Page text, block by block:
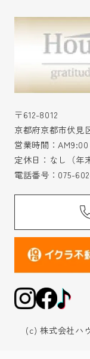
〒612-8012
京都府京都市伏見
営業時間：AM9:00
定休日：なし（年
電話番号： 075-
(c) 株式会社ハ